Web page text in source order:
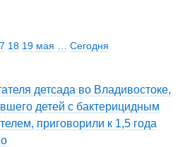
18 19 мая Сегодня
детсада во Владивостоке,
детей с бактерицидным
приговорили к 1,5 года